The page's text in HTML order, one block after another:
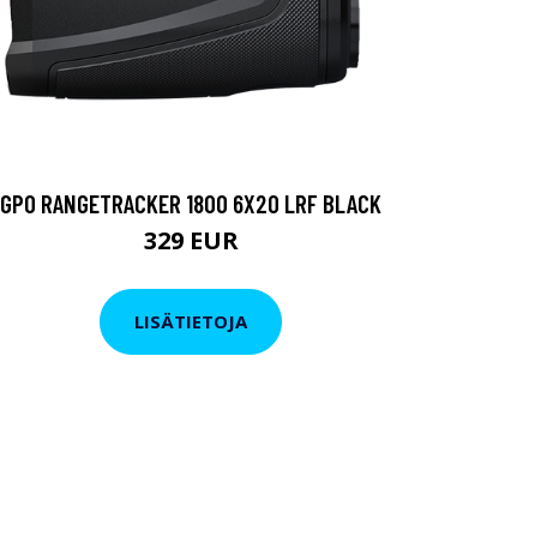
GPO RANGETRACKER 1800 6X20 LRF BLACK
329 EUR
LISÄTIETOJA